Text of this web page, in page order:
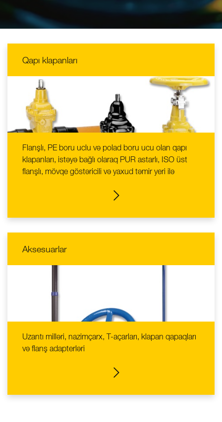
Qapı klapanları
Flanşlı, PE boru uclu və polad boru ucu olan qapı
klapanları, istəyə bağlı olaraq PUR astarlı, ISO üst
flanşlı, mövqe göstəricili və yaxud təmir yeri ilə
MƏHSULLARA BAX
Aksesuarlar
Uzantı milləri, nazimçarx, T-açarları, klapan qapaqları
və flanş adapterləri
MƏHSULLARA BAX